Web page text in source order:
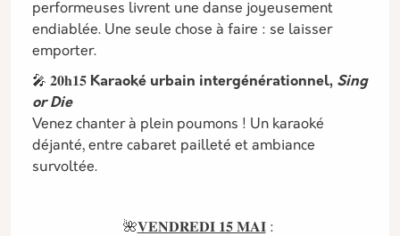
performeuses livrent une danse joyeusement
endiablée. Une seule chose à faire : se laisser
emporter.
🎤 𝟐𝟎𝐡𝟏𝟓 Karaoké urbain intergénérationnel, Sing
or Die
Venez chanter à plein poumons ! Un karaoké
déjanté, entre cabaret pailleté et ambiance
survoltée.
🌺𝐕𝐄𝐍𝐃𝐑𝐄𝐃𝐈 𝟏𝟓 𝐌𝐀𝐈: